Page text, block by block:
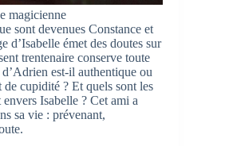
magicienne
sont devenues Constance et
d’Isabelle émet des doutes sur
trentenaire conserve toute
est-il authentique ou
de cupidité ? Et quels sont les
Isabelle ? Cet ami a
sa vie : prévenant,